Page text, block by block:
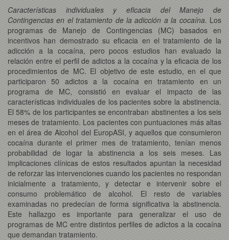
Características individuales y eficacia del Manejo de
Contingencias en el tratamiento de la adicción a la cocaína. Los
programas de Manejo de Contingencias (MC) basados en
incentivos han demostrado su eficacia en el tratamiento de la
adicción a la cocaína, pero pocos estudios han evaluado la
relación entre el perfil de adictos a la cocaína y la eficacia de los
procedimientos de MC. El objetivo de este estudio, en el que
participaron 50 adictos a la cocaína en tratamiento en un
programa de MC, consistió en evaluar el impacto de las
características individuales de los pacientes sobre la abstinencia.
El 58% de los participantes se encontraban abstinentes a los seis
meses de tratamiento. Los pacientes con puntuaciones más altas
en el área de Alcohol del EuropASI, y aquellos que consumieron
cocaína durante el primer mes de tratamiento, tenían menos
probabilidad de logar la abstinencia a los seis meses. Las
implicaciones clínicas de estos resultados apuntan la necesidad
de reforzar las intervenciones cuando los pacientes no respondan
inicialmente a tratamiento, y detectar e intervenir sobre el
consumo problemático de alcohol. El resto de variables
examinadas no predecían de forma significativa la abstinencia.
Este hallazgo es importante para generalizar el uso de
programas de MC entre distintos perfiles de adictos a la cocaína
que demandan tratamiento.